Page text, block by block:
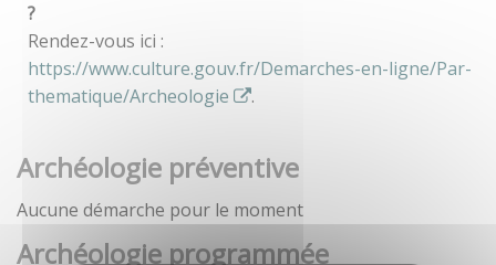
?
Rendez-vous ici :
https://www.culture.gouv.fr/Demarches-en-ligne/Par-
thematique/Archeologie
.
Archéologie préventive
Aucune démarche pour le moment
Archéologie programmée